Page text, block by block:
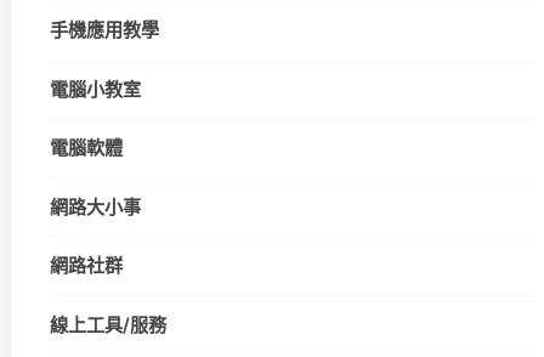
手機應用教學
電腦小教室
電腦軟體
網路大小事
網路社群
線上工具/服務